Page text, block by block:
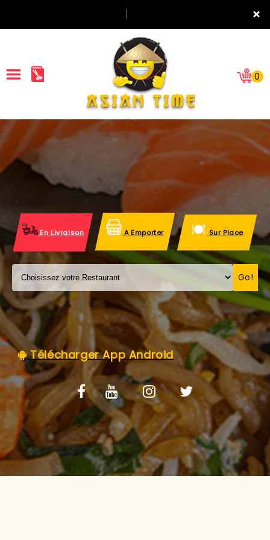
×
ACCUEIL
LA CARTE
VOS AVIS
MENTIONS LÉGALES
C.G.V
0
En Livraison A Emporter Sur Place
Go!
Télécharger App Android